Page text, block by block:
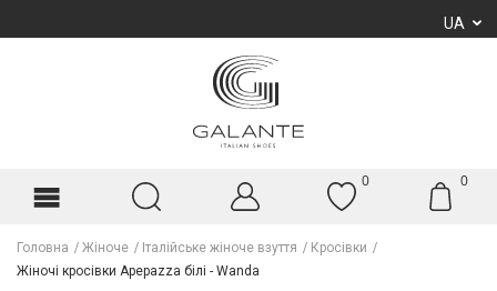
UA
0 0
Головна Жіноче Італійське жіноче взуття
Кросівки
Жіночі кросівки Apepazza білі - Wanda